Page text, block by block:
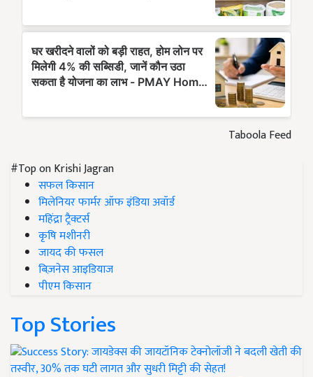
Taboola Feed
#Top on Krishi Jagran
सफल किसान
मिलेनियर फार्मर ऑफ इंडिया अवॉर्ड
महिंद्रा ट्रैक्टर्स
कृषि मशीनरी
जायद की फसल
बिज़नेस आइडियाज
पीएम किसान
Top Stories